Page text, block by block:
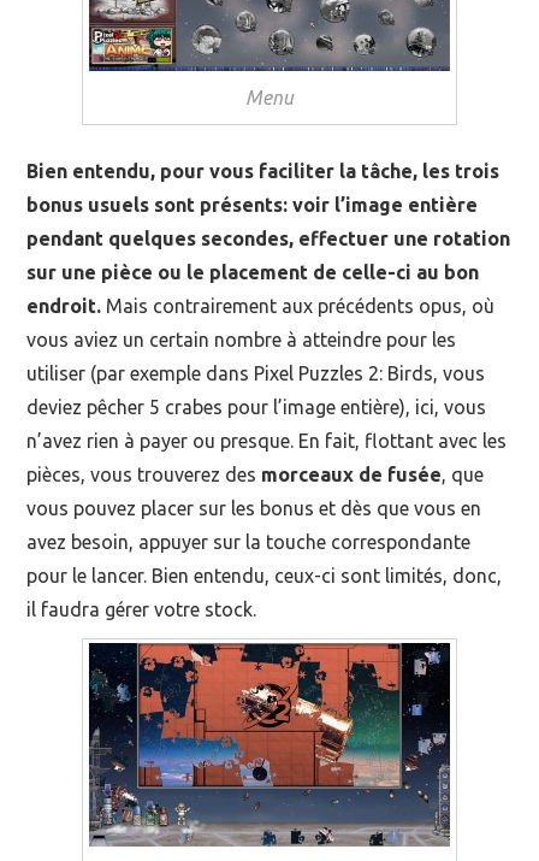
Menu
Bien entendu, pour vous faciliter la tâche, les trois
bonus usuels sont présents: voir l’image entière
pendant quelques secondes, effectuer une rotation
sur une pièce ou le placement de celle-ci au bon
endroit. Mais contrairement aux précédents opus, où
vous aviez un certain nombre à atteindre pour les
utiliser (par exemple dans Pixel Puzzles 2: Birds, vous
deviez pêcher 5 crabes pour l’image entière), ici, vous
n’avez rien à payer ou presque. En fait, flottant avec les
pièces, vous trouverez des morceaux de fusée, que
vous pouvez placer sur les bonus et dès que vous en
avez besoin, appuyer sur la touche correspondante
pour le lancer. Bien entendu, ceux-ci sont limités, donc,
il faudra gérer votre stock.